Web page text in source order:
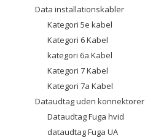
Data installationskabler
Kategori 5e kabel
Kategori 6 Kabel
kategori 6a Kabel
Kategori 7 Kabel
Kategori 7a Kabel
Dataudtag uden konnektorer
Dataudtag Fuga hvid
dataudtag Fuga UA